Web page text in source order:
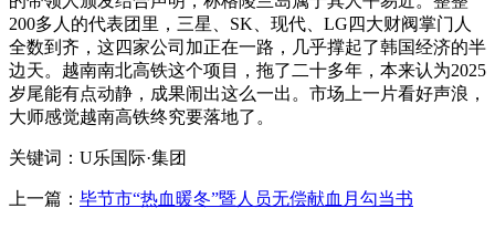
200多人的代表团里，三星、SK、现代、LG四大财阀掌门人
全数到齐，这四家公司加正在一路，几乎撑起了韩国经济的半
边天。越南南北高铁这个项目，拖了二十多年，本来认为2025
岁尾能有点动静，成果闹出这么一出。市场上一片看好声浪，
大师感觉越南高铁终究要落地了。
关键词：U乐国际·集团
上一篇： 毕节市“热血暖冬”暨人员无偿献血月勾当书